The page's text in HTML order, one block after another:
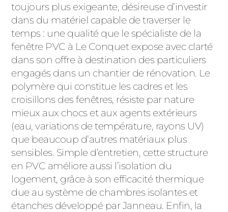
toujours plus exigeante, désireuse d’investir
dans du matériel capable de traverser le
temps : une qualité que le spécialiste de la
fenêtre PVC à Le Conquet expose avec clarté
dans son offre à destination des particuliers
engagés dans un chantier de rénovation. Le
polymère qui constitue les cadres et les
croisillons des fenêtres, résiste par nature
mieux aux chocs et aux agents extérieurs
(eau, variations de température, rayons UV)
que beaucoup d’autres matériaux plus
sensibles. Simple d’entretien, cette structure
en PVC améliore aussi l’isolation du
logement, grâce à son efficacité thermique
due au système de chambres isolantes et
étanches développé par Janneau. Enfin, la